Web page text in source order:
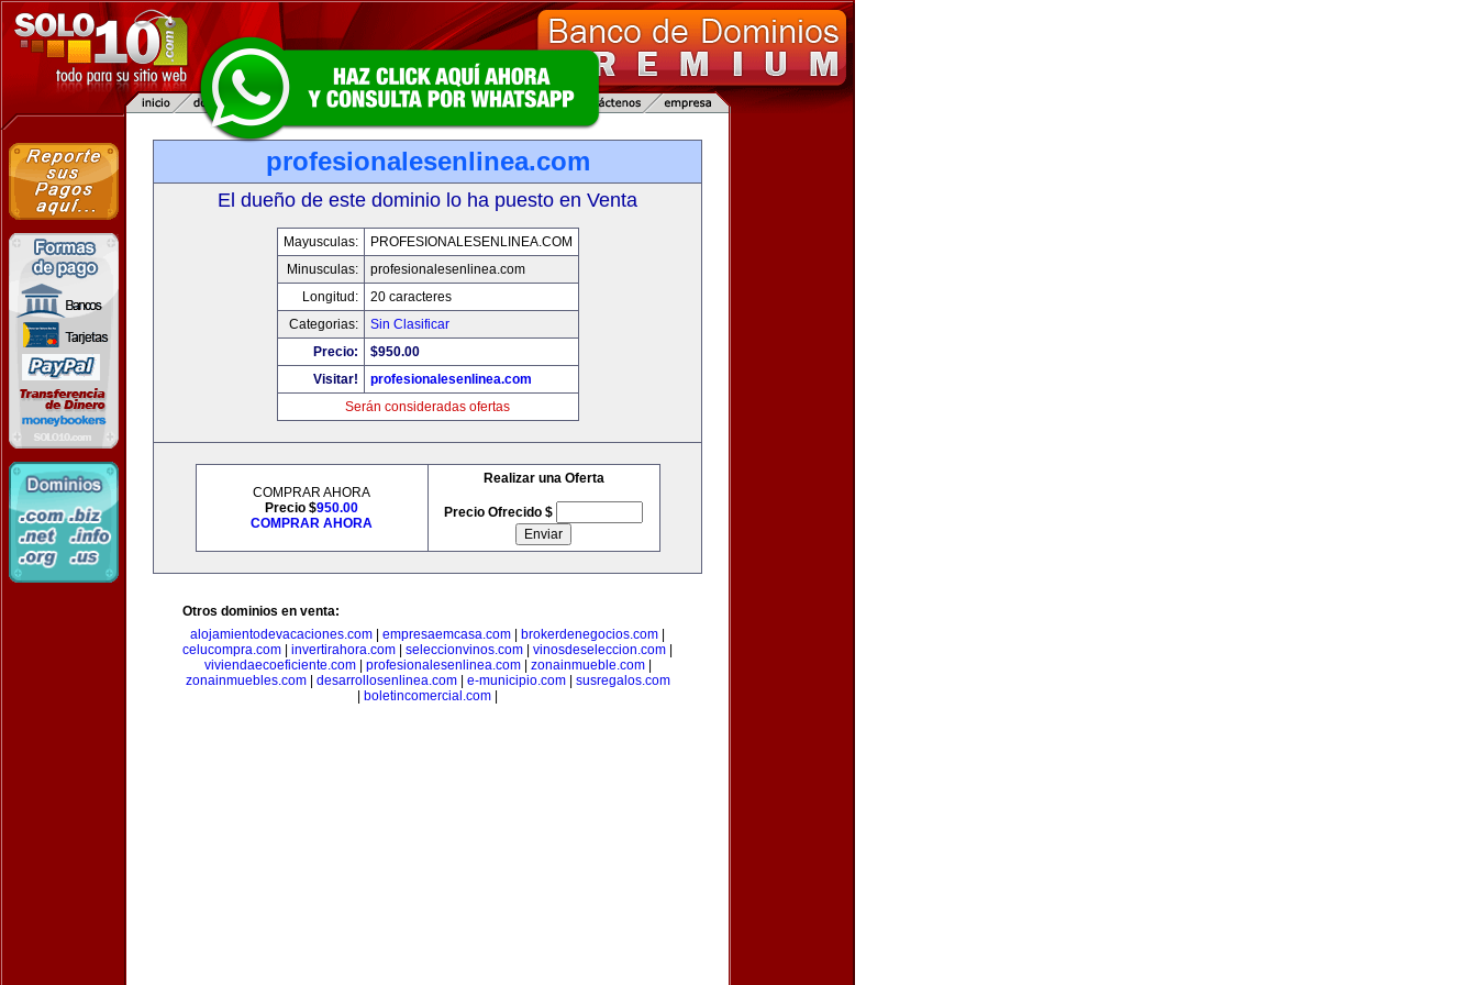
profesionalesenlinea.com
El dueño de este dominio lo ha puesto en Venta
Mayusculas:
PROFESIONALESENLINEA.COM
Minusculas:
profesionalesenlinea.com
Longitud:
20 caracteres
Categorias:
Sin Clasificar
Precio:
$950.00
Visitar!
profesionalesenlinea.com
Serán consideradas ofertas
COMPRAR AHORA
Precio $950.00
COMPRAR AHORA
Realizar una Oferta
Precio Ofrecido $
Otros dominios en venta:
alojamientodevacaciones.com
empresaemcasa.com brokerdenegocios.com
celucompra.com
invertirahora.com seleccionvinos.com vinosdeseleccion.com
viviendaecoeficiente.com| profesionalesenlinea.com| zonainmueble.com|
zonainmuebles.com| desarrollosenlinea.com| e-municipio.com| susregalos.com
boletincomercial.com